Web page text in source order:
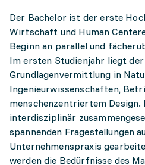
Der Bachelor ist der erste
Wirtschaft und Human
Beginn an parallel und
Im ersten Studienjahr liegt
Grundlagenvermittlung in
Ingenieurwissenschaften,
menschenzentriertem
interdisziplinär
spannenden Fragestellungen
Unternehmenspraxis
werden die Bedürfnisse des